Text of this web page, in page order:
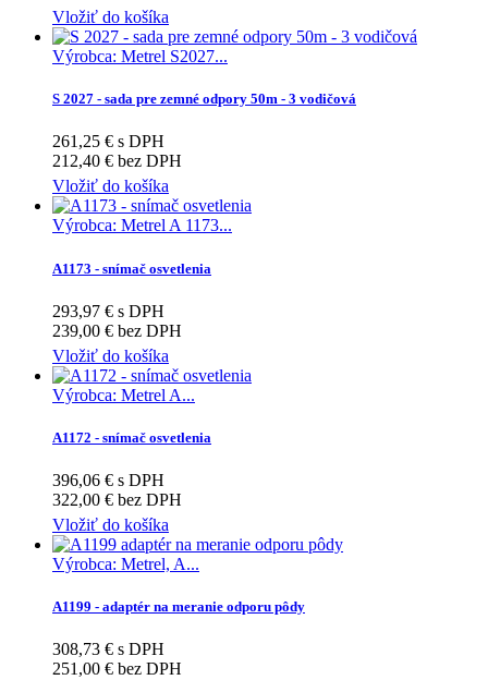
Vložiť do košíka
Výrobca: Metrel S2027...
S 2027 - sada pre zemné odpory 50m - 3 vodičová
261,25 € s DPH
212,40 € bez DPH
Vložiť do košíka
Výrobca: Metrel A 1173...
A1173 - snímač osvetlenia
293,97 € s DPH
239,00 € bez DPH
Vložiť do košíka
Výrobca: Metrel A...
A1172 - snímač osvetlenia
396,06 € s DPH
322,00 € bez DPH
Vložiť do košíka
Výrobca: Metrel, A...
A1199 - adaptér na meranie odporu pôdy
308,73 € s DPH
251,00 € bez DPH